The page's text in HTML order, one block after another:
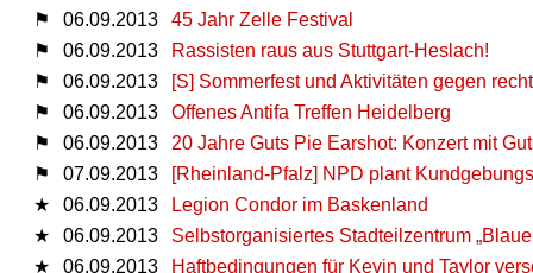
⚑
06.09.2013
45 Jahr Zelle Festival
⚑
06.09.2013
Rassisten raus aus Stuttgart-Heslach!
⚑
06.09.2013
[S] Sommerfest und Aktivitäten gegen
⚑
06.09.2013
Offenes Antifa Treffen Heidelberg
⚑
06.09.2013
20 Jahre Guts Pie Earshot: Konzert mit
⚑
07.09.2013
[Rheinland-Pfalz] NPD plant
★
06.09.2013
Legion Condor im Baskenland
★
06.09.2013
Selbstorganisiertes Stadteilzentrum
★
06.09.2013
Haftbedingungen für Kevin und Taylor